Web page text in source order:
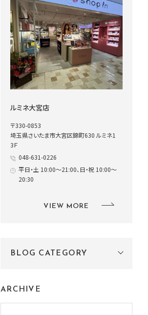
ルミネ大宮店
〒330-0853
埼玉県さいたま市大宮区錦町630 ルミネ1
3Ｆ
048-631-0226
平日・土 10:00～21:00、日・祝 10:00～
20:30
VIEW MORE
BLOG CATEGORY
ARCHIVE